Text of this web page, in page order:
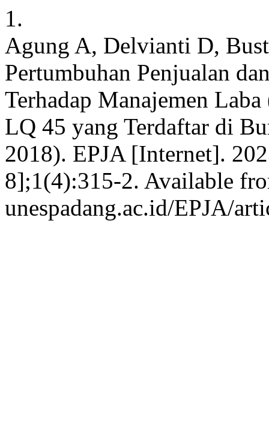
1.
Agung A, Delvianti D,
Pertumbuhan Penjualan
Terhadap Manajemen
LQ 45 yang Terdaftar di
2018). EPJA [Internet].
8];1(4):315-2. Available
unespadang.ac.id/EPJA/